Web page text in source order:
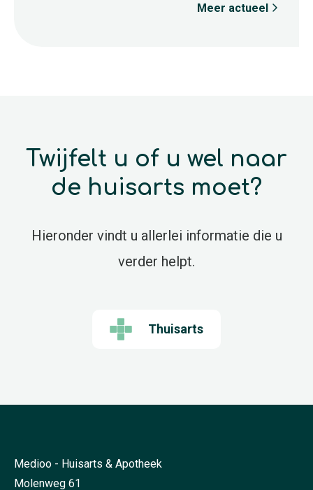
Meer actueel
Twijfelt u of u wel naar
de huisarts moet?
Hieronder vindt u allerlei informatie die u
verder helpt.
Thuisarts
Medioo - Huisarts & Apotheek
Molenweg 61